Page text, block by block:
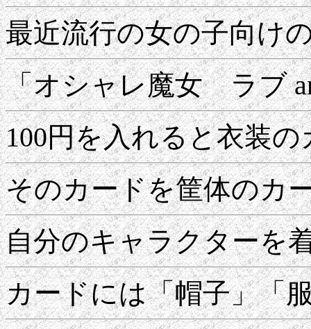
最近流行の女の子向け
「オシャレ魔女 ラブ
100円を入れると衣装
そのカードを筐体のカ
自分のキャラクターを
カードには「帽子」「